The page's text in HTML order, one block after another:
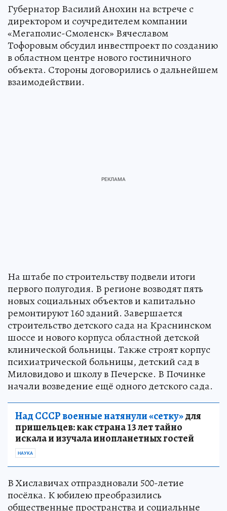
Губернатор Василий Анохин на встрече с
директором и соучредителем компании
«Мегаполис-Смоленск» Вячеславом
Тофоровым обсудил инвестпроект по созданию
в областном центре нового гостиничного
объекта. Стороны договорились о дальнейшем
взаимодействии.
На штабе по строительству подвели итоги
первого полугодия. В регионе возводят пять
новых социальных объектов и капитально
ремонтируют 160 зданий. Завершается
строительство детского сада на Краснинском
шоссе и нового корпуса областной детской
клинической больницы. Также строят корпус
психиатрической больницы, детский сад в
Миловидово и школу в Печерске. В Починке
начали возведение ещё одного детского сада.
Над СССР военные натянули «сетку»для
пришельцев: как страна 13 лет тайно
искала и изучала инопланетных гостей
НАУКА
В Хиславичах отпраздновали 500-летие
посёлка. К юбилею преобразились
общественные пространства и социальные